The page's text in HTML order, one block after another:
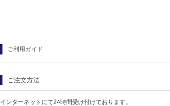
ご利用ガイド
ご注文方法
インターネットにて24時間受け付けております。